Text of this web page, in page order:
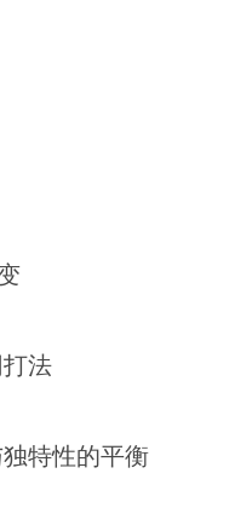
法
特性的平衡